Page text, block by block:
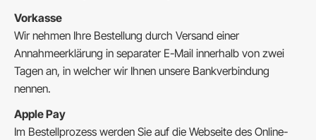
Vorkasse
Wir nehmen Ihre Bestellung durch Versand einer
Annahmeerklärung in separater E-Mail innerhalb von zwei
Tagen an, in welcher wir Ihnen unsere Bankverbindung
nennen.
Apple Pay
Im Bestellprozess werden Sie auf die Webseite des Online-